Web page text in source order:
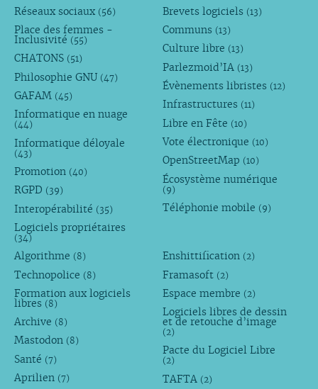
Réseaux sociaux (56)
Place des femmes -
Inclusivité (55)
CHATONS (51)
Philosophie GNU (47)
GAFAM (45)
Informatique en nuage
(44)
Informatique déloyale
(43)
Promotion (40)
RGPD (39)
Interopérabilité (35)
Logiciels propriétaires
(34)
Brevets logiciels (13)
Communs (13)
Culture libre (13)
Parlezmoid’IA (13)
Évènements libristes (12)
Infrastructures (11)
Libre en Fête (10)
Vote électronique (10)
OpenStreetMap (10)
Écosystème numérique
(9)
Téléphonie mobile (9)
Algorithme (8)
Technopolice (8)
Formation aux logiciels
libres (8)
Archive (8)
Mastodon (8)
Santé (7)
Aprilien (7)
Enshittification (2)
Framasoft (2)
Espace membre (2)
Logiciels libres de dessin
et de retouche d’image
(2)
Pacte du Logiciel Libre
(2)
TAFTA (2)